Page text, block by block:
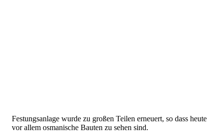
Festungsanlage wurde zu großen Teilen erneuert, so dass heute
vor allem osmanische Bauten zu sehen sind.